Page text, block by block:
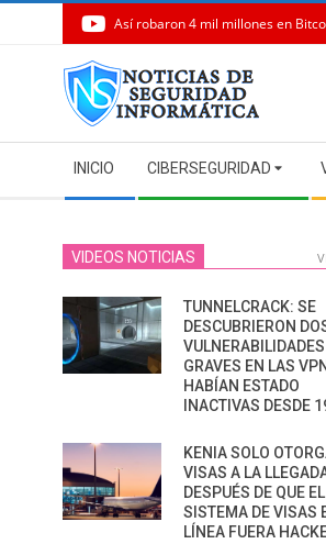
Así robaron 4 mil millones en
Navigation
Menu
INICIO CIBERSEGURIDAD
VIDEOS NOTICIAS
TUNNELCRACK: SE
DESCUBRIERON
VULNERABILIDADES
GRAVES EN LAS
HABÍAN ESTADO
INACTIVAS DESDE
KENIA SOLO
VISAS A LA
DESPUÉS DE QUE EL
SISTEMA DE VISAS
LÍNEA FUERA